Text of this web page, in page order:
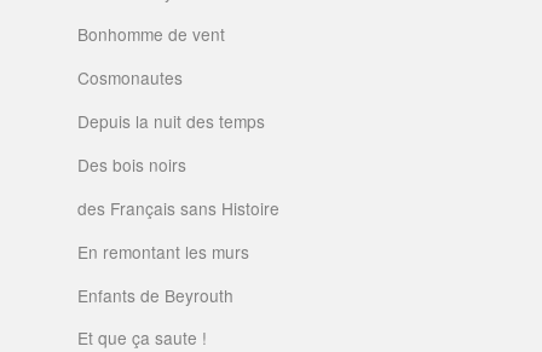
Bonhomme de vent
Cosmonautes
Depuis la nuit des temps
Des bois noirs
des Français sans Histoire
En remontant les murs
Enfants de Beyrouth
Et que ça saute !